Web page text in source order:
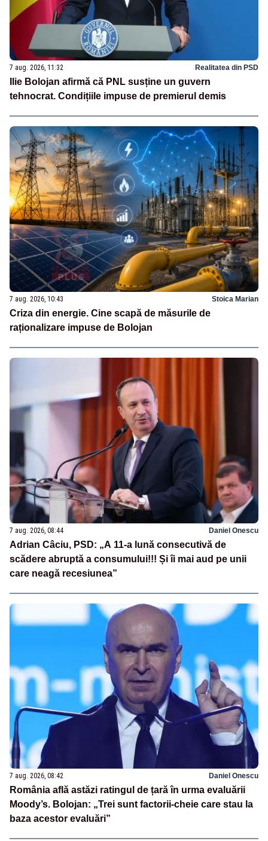
7 aug. 2026, 11:32 Realitatea din PSD
Ilie Bolojan afirmă că PNL susține un guvern
tehnocrat. Condițiile impuse de premierul demis
7 aug. 2026, 10:43 Stoica Marian
Criza din energie. Cine scapă de măsurile de
raționalizare impuse de Bolojan
7 aug. 2026, 08:44 Daniel Onescu
Adrian Câciu, PSD: „A 11-a lună consecutivă de
scădere abruptă a consumului!!! Și îi mai aud pe unii
care neagă recesiunea”
7 aug. 2026, 08:42 Daniel Onescu
România află astăzi ratingul de țară în urma evaluării
Moody’s. Bolojan: „Trei sunt factorii-cheie care stau la
baza acestor evaluări”